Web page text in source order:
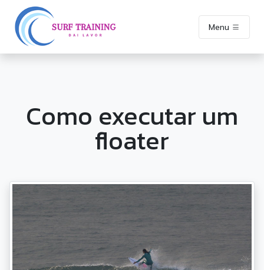
Menu
Como executar um
floater